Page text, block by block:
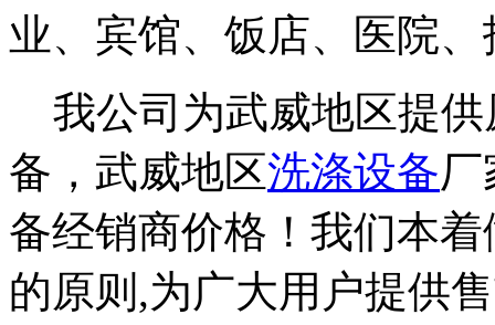
业、宾馆、饭店、医院
我公司为武威地区提供
备，武威地区洗涤设备
备经销商价格！我们本
的原则,为广大用户提供